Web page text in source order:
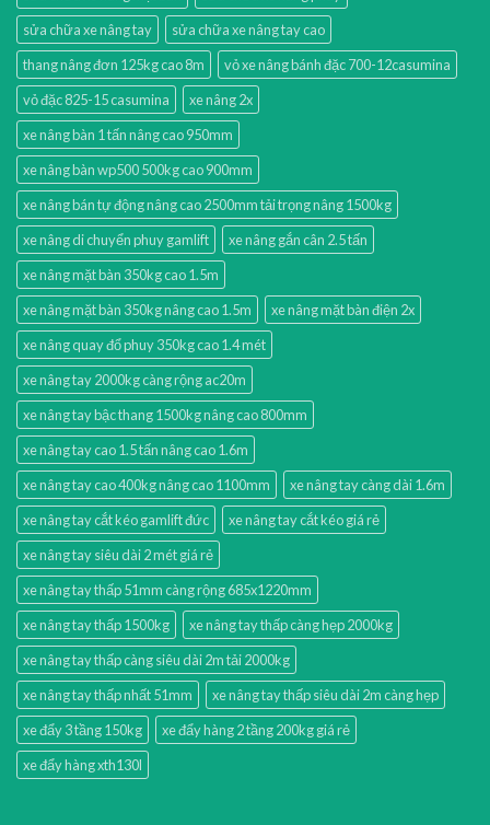
sửa chữa xe nâng tay
sửa chữa xe nâng tay cao
thang nâng đơn 125kg cao 8m
vỏ xe nâng bánh đặc 700-12casumina
vỏ đặc 825-15 casumina
xe nâng 2x
xe nâng bàn 1 tấn nâng cao 950mm
xe nâng bàn wp500 500kg cao 900mm
xe nâng bán tự động nâng cao 2500mm tải trọng nâng 1500kg
xe nâng di chuyển phuy gamlift
xe nâng gắn cân 2.5 tấn
xe nâng mặt bàn 350kg cao 1.5m
xe nâng mặt bàn 350kg nâng cao 1.5m
xe nâng mặt bàn điện 2x
xe nâng quay đổ phuy 350kg cao 1.4 mét
xe nâng tay 2000kg càng rộng ac20m
xe nâng tay bậc thang 1500kg nâng cao 800mm
xe nâng tay cao 1.5 tấn nâng cao 1.6m
xe nâng tay cao 400kg nâng cao 1100mm
xe nâng tay càng dài 1.6m
xe nâng tay cắt kéo gamlift đức
xe nâng tay cắt kéo giá rẻ
xe nâng tay siêu dài 2 mét giá rẻ
xe nâng tay thấp 51mm càng rộng 685x1220mm
xe nâng tay thấp 1500kg
xe nâng tay thấp càng hẹp 2000kg
xe nâng tay thấp càng siêu dài 2m tải 2000kg
xe nâng tay thấp nhất 51mm
xe nâng tay thấp siêu dài 2m càng hẹp
xe đẩy 3 tầng 150kg
xe đẩy hàng 2 tầng 200kg giá rẻ
xe đẩy hàng xth130l